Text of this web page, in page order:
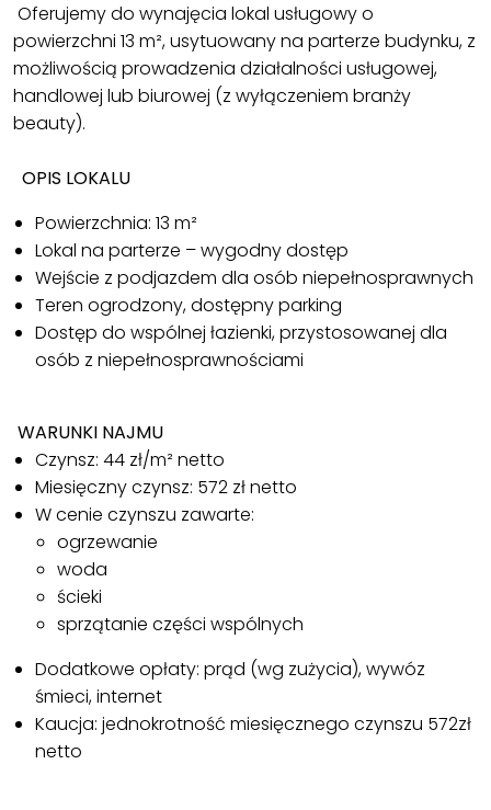
Oferujemy do wynajęcia lokal usługowy o
powierzchni 13 m², usytuowany na parterze budynku, z
możliwością prowadzenia działalności usługowej,
handlowej lub biurowej (z wyłączeniem branży
beauty).
OPIS LOKALU
Powierzchnia: 13 m²
Lokal na parterze – wygodny dostęp
Wejście z podjazdem dla osób niepełnosprawnych
Teren ogrodzony, dostępny parking
Dostęp do wspólnej łazienki, przystosowanej dla
osób z niepełnosprawnościami
WARUNKI NAJMU
Czynsz: 44 zł/m² netto
Miesięczny czynsz: 572 zł netto
W cenie czynszu zawarte:
ogrzewanie
woda
ścieki
sprzątanie części wspólnych
Dodatkowe opłaty: prąd (wg zużycia), wywóz
śmieci, internet
Kaucja: jednokrotność miesięcznego czynszu 572zł
netto